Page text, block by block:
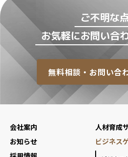
ご不明な
お気軽にお問い合
無料相談・お問い合
会社案内
お知らせ
人材育成
ビジネス